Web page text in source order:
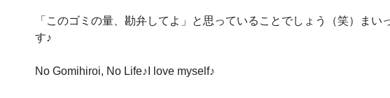
「このゴミの量、勘弁してよ」と思っていることでしょう（笑）まい
す♪
No Gomihiroi, No Life♪I love myself♪